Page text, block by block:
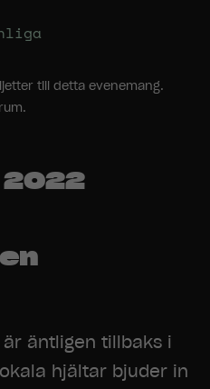
till detta evenemang.
äntligen tillbaks i
hjältar bjuder in